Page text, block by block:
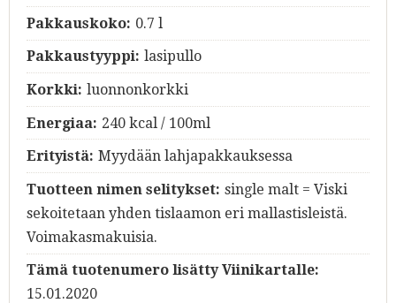
Pakkauskoko: 0.7 l
Pakkaustyyppi: lasipullo
Korkki: luonnonkorkki
Energiaa: 240 kcal / 100ml
Erityistä: Myydään lahjapakkauksessa
Tuotteen nimen selitykset: single malt = Viski
sekoitetaan yhden tislaamon eri mallastisleistä.
Voimakasmakuisia.
Tämä tuotenumero lisätty Viinikartalle:
15.01.2020